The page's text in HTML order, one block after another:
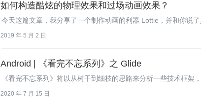
如何构造酷炫的物理效果和过场动画效果？
今天这篇文章，我分享了一个制作动画的利器 Lottie，并和你说
2019 年 5 月 2 日
Android | 《看完不忘系列》之 Glide
《看完不忘系列》将以从树干到细枝的思路来分析一些技术框架
2020 年 7 月 15 日